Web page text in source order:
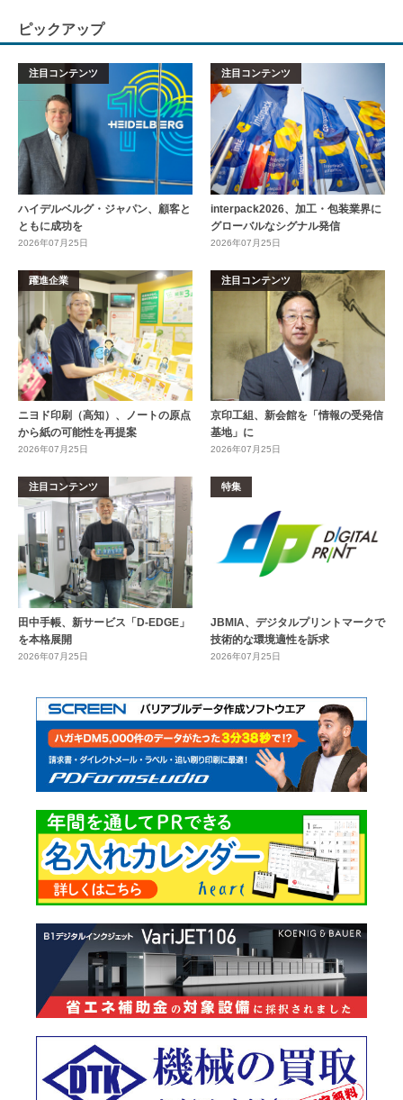
ピックアップ
注目コンテンツ
ハイデルベルグ・ジャパン、顧客と
ともに成功を
2026年07月25日
注目コンテンツ
interpack2026、加工・包装業界に
グローバルなシグナル発信
2026年07月25日
躍進企業
ニヨド印刷（高知）、ノートの原点
から紙の可能性を再提案
2026年07月25日
注目コンテンツ
京印工組、新会館を「情報の受発信
基地」に
2026年07月25日
注目コンテンツ
田中手帳、新サービス「D-EDGE」
を本格展開
2026年07月25日
特集
JBMIA、デジタルプリントマークで
技術的な環境適性を訴求
2026年07月25日